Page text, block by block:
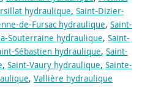
hydraulique, Saint-Dizier-
de-Fursac hydraulique, Saint-
Souterraine hydraulique, Saint-
Sébastien hydraulique, Saint-
, Saint-Vaury hydraulique, Sainte-
, Vallière hydraulique